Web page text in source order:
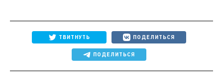
ТВИТНУТЬ ПОДЕЛИТЬСЯ
ПОДЕЛИТЬСЯ